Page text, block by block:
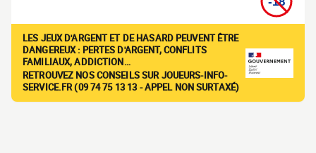
LES JEUX D'ARGENT ET DE HASARD PEUVENT ÊTRE
DANGEREUX : PERTES D'ARGENT, CONFLITS
FAMILIAUX, ADDICTION…
RETROUVEZ NOS CONSEILS SUR JOUEURS-INFO-
SERVICE.FR (09 74 75 13 13 - APPEL NON SURTAXÉ)